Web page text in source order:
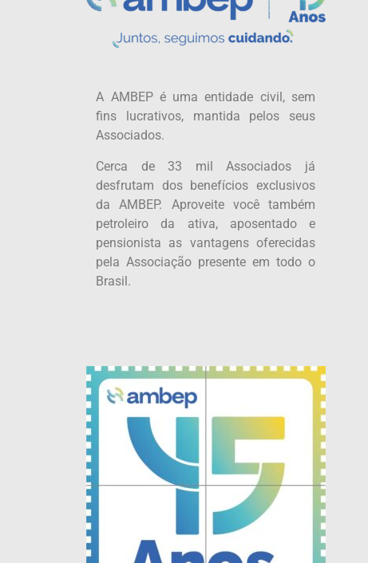
A AMBEP é uma entidade civil, sem
fins lucrativos, mantida pelos seus
Associados.
Cerca de 33 mil Associados já
desfrutam dos benefícios exclusivos
da AMBEP. Aproveite você também
petroleiro da ativa, aposentado e
pensionista as vantagens oferecidas
pela Associação presente em todo o
Brasil.